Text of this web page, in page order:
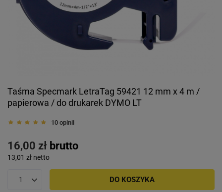
Taśma Specmark LetraTag 59421 12 mm x 4 m /
papierowa / do drukarek DYMO LT
10 opinii
16,00 zł brutto
13,01 zł netto
DO KOSZYKA